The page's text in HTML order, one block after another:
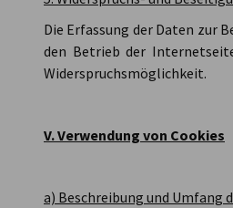
Die Erfassung der Daten zur
den Betrieb der
Widerspruchsmöglichkeit.
V. Verwendung von Cookies
a) Beschreibung und Umfang